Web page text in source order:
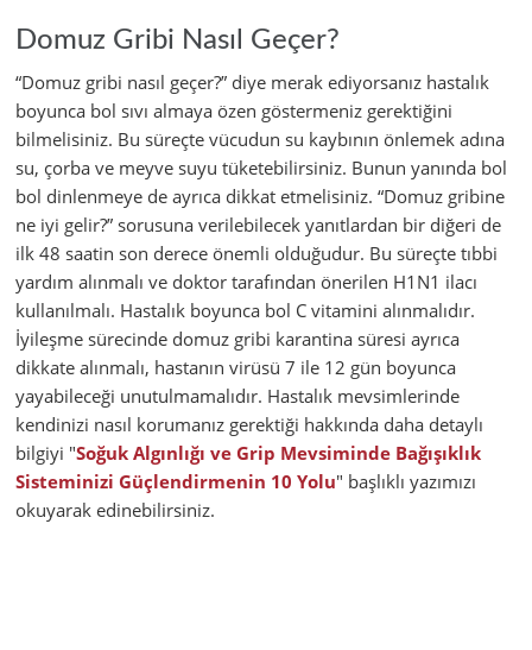
Domuz Gribi Nasıl Geçer?
“Domuz gribi nasıl geçer?” diye merak ediyorsanız hastalık
boyunca bol sıvı almaya özen göstermeniz gerektiğini
bilmelisiniz. Bu süreçte vücudun su kaybının önlemek adına
su, çorba ve meyve suyu tüketebilirsiniz. Bunun yanında bol
bol dinlenmeye de ayrıca dikkat etmelisiniz. “Domuz gribine
ne iyi gelir?” sorusuna verilebilecek yanıtlardan bir diğeri de
ilk 48 saatin son derece önemli olduğudur. Bu süreçte tıbbi
yardım alınmalı ve doktor tarafından önerilen H1N1 ilacı
kullanılmalı. Hastalık boyunca bol C vitamini alınmalıdır.
İyileşme sürecinde domuz gribi karantina süresi ayrıca
dikkate alınmalı, hastanın virüsü 7 ile 12 gün boyunca
yayabileceği unutulmamalıdır. Hastalık mevsimlerinde
kendinizi nasıl korumanız gerektiği hakkında daha detaylı
bilgiyi "Soğuk Algınlığı ve Grip Mevsiminde Bağışıklık
Sisteminizi Güçlendirmenin 10 Yolu" başlıklı yazımızı
okuyarak edinebilirsiniz.